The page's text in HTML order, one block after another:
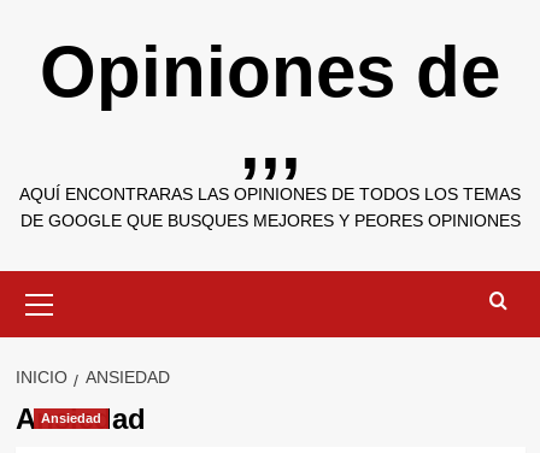
contenidoOpiniones de
,,,
AQUÍ ENCONTRARAS LAS OPINIONES DE TODOS LOS TEMAS
DE GOOGLE QUE BUSQUES MEJORES Y PEORES OPINIONES
primario
INICIO ANSIEDAD
Ansiedad
Ansiedad